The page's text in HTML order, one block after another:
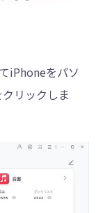
iPhoneをパソ
リックしま